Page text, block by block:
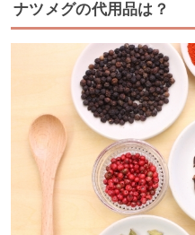
ナツメグの代用品は？